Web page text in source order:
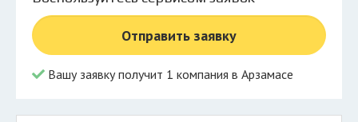
Отправить заявку
Вашу заявку получит 1 компания в Арзамасе